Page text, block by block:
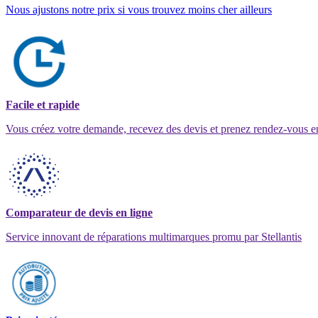
Nous ajustons notre prix si vous trouvez moins cher ailleurs
Facile et rapide
Vous créez votre demande, recevez des devis et prenez rendez-vous
Comparateur de devis en ligne
Service innovant de réparations multimarques promu par Stellantis